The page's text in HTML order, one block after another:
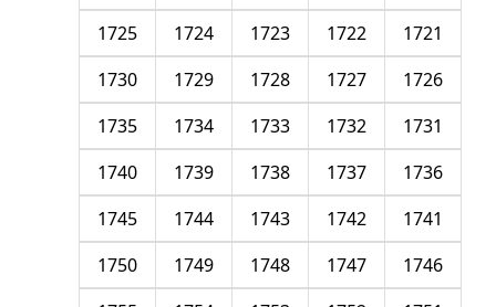
1721
1722
1723
1724
1725
1726
1727
1728
1729
1730
1731
1732
1733
1734
1735
1736
1737
1738
1739
1740
1741
1742
1743
1744
1745
1746
1747
1748
1749
1750